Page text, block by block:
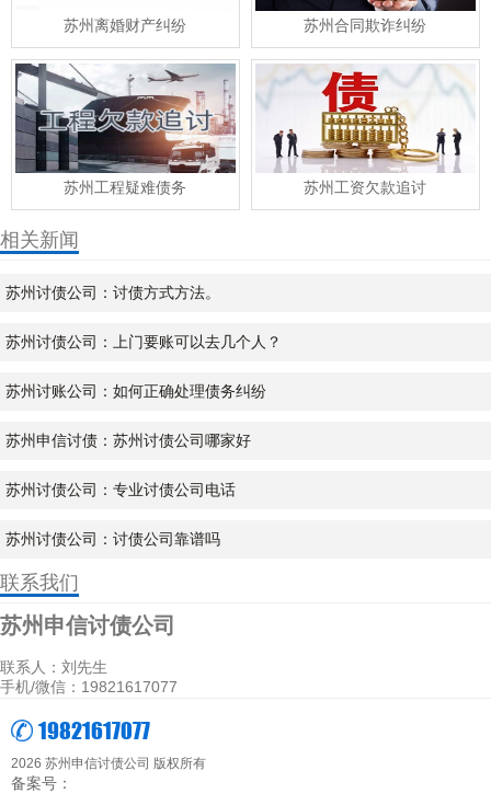
苏州离婚财产纠纷 苏州合同欺诈纠纷
苏州工程疑难债务 苏州工资欠款追讨
相关新闻
苏州讨债公司：讨债方式方法。
苏州讨债公司：上门要账可以去几个人？
苏州讨账公司：如何正确处理债务纠纷
苏州申信讨债：苏州讨债公司哪家好
苏州讨债公司：专业讨债公司电话
苏州讨债公司：讨债公司靠谱吗
联系我们
苏州申信讨债公司
联系人：刘先生
手机/微信：19821617077
19821617077
2026 苏州申信讨债公司 版权所有
备案号：